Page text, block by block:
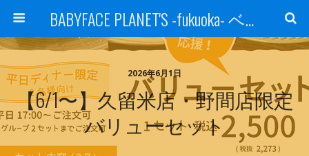
BABYFACE PLANET'S -fukuoka- ベビーフェイスプラネッツ 福岡(ベビフェ福岡)
2026年6月1日
【6/1〜】久留米店・野間店限定
バリューセット